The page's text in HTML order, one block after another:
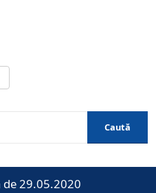
Caută
de 29.05.2020